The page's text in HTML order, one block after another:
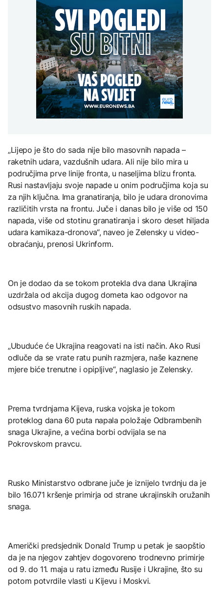
otežava gašenje iz zraka
AKTUELNO
Požar kod Konjica i dalje
aktivan, gust dim
otežava gašenje iz zraka
Grčka dronovima
kontrolisala više od 300
plaža zbog nelegalnog
zauzimanja obale
ultimatum Italiji da ukine
granične kontrole
FOKUS
Amerikanci
upozoravaju: Putin bi
mogao testirati NATO
ograničenim napadom,
najveći rizik od jeseni
miliona dolara
KULTURA
Rat i pijesak prijete
drevnim piramidama
Meroe u Sudanu
albumu
„Lijepo je što do sada nije bilo masovnih napada –
raketnih udara, vazdušnih udara. Ali nije bilo mira u
područjima prve linije fronta, u naseljima blizu fronta.
Rusi nastavljaju svoje napade u onim područjima koja su
za njih ključna. Ima granatiranja, bilo je udara dronovima
različitih vrsta na frontu. Juče i danas bilo je više od 150
napada, više od stotinu granatiranja i skoro deset hiljada
udara kamikaza-dronova“, naveo je Zelensky u video-
obraćanju, prenosi Ukrinform.
On je dodao da se tokom protekla dva dana Ukrajina
uzdržala od akcija dugog dometa kao odgovor na
odsustvo masovnih ruskih napada.
„Ubuduće će Ukrajina reagovati na isti način. Ako Rusi
odluče da se vrate ratu punih razmjera, naše kaznene
mjere biće trenutne i opipljive“, naglasio je Zelensky.
Prema tvrdnjama Kijeva, ruska vojska je tokom
proteklog dana 60 puta napala položaje Odbrambenih
snaga Ukrajine, a većina borbi odvijala se na
Pokrovskom pravcu.
Rusko Ministarstvo odbrane juče je iznijelo tvrdnju da je
bilo 16.071 kršenje primirja od strane ukrajinskih oružanih
snaga.
Američki predsjednik Donald Trump u petak je saopštio
da je na njegov zahtjev dogovoreno trodnevno primirje
od 9. do 11. maja u ratu između Rusije i Ukrajine, što su
potom potvrdile vlasti u Kijevu i Moskvi.